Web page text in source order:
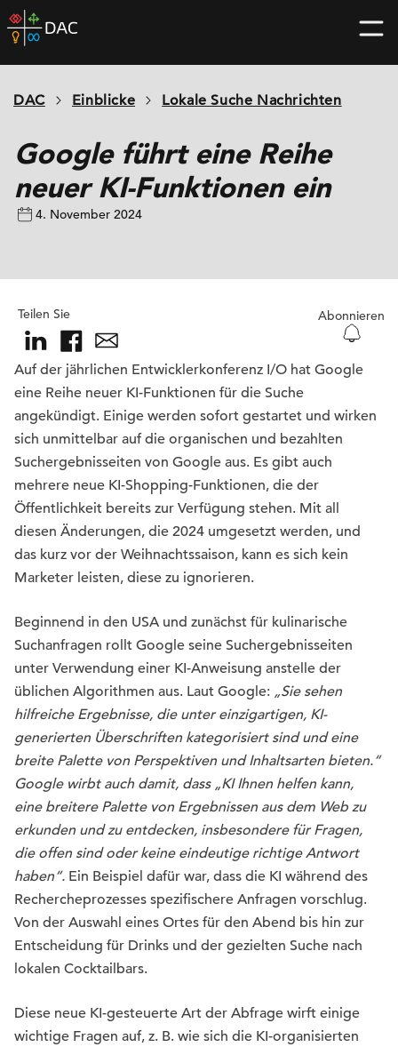
Skip
to
home
DAC Einblicke Lokale Suche Nachrichten
Google führt eine Reihe
neuer KI-Funktionen ein
4. November 2024
Teilen Sie Abonnieren
Auf der jährlichen Entwicklerkonferenz I/O hat Google
eine Reihe neuer KI-Funktionen für die Suche
angekündigt. Einige werden sofort gestartet und wirken
sich unmittelbar auf die organischen und bezahlten
Suchergebnisseiten von Google aus. Es gibt auch
mehrere neue KI-Shopping-Funktionen, die der
Öffentlichkeit bereits zur Verfügung stehen. Mit all
diesen Änderungen, die 2024 umgesetzt werden, und
das kurz vor der Weihnachtssaison, kann es sich kein
Marketer leisten, diese zu ignorieren.
Beginnend in den USA und zunächst für kulinarische
Suchanfragen rollt Google seine Suchergebnisseiten
unter Verwendung einer KI-Anweisung anstelle der
üblichen Algorithmen aus. Laut Google: „Sie sehen
hilfreiche Ergebnisse, die unter einzigartigen, KI-
generierten Überschriften kategorisiert sind und eine
breite Palette von Perspektiven und Inhaltsarten bieten.“
Google wirbt auch damit, dass „KI Ihnen helfen kann,
eine breitere Palette von Ergebnissen aus dem Web zu
erkunden und zu entdecken, insbesondere für Fragen,
die offen sind oder keine eindeutige richtige Antwort
haben“. Ein Beispiel dafür war, dass die KI während des
Rechercheprozesses spezifischere Anfragen vorschlug.
Von der Auswahl eines Ortes für den Abend bis hin zur
Entscheidung für Drinks und der gezielten Suche nach
lokalen Cocktailbars.
Diese neue KI-gesteuerte Art der Abfrage wirft einige
wichtige Fragen auf, z. B. wie sich die KI-organisierten